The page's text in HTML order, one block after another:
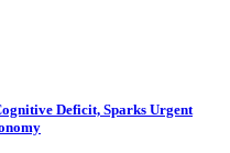
Deficit, Sparks Urgent